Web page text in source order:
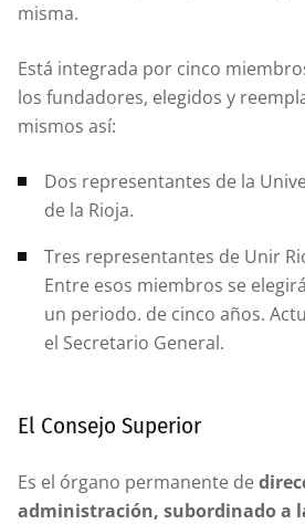
misma.
Está integrada por cinco
los fundadores, elegidos y
mismos así:
Dos representantes de la
de la Rioja.
Tres representantes de Unir
Entre esos miembros se
un periodo. de cinco años.
el Secretario General.
El Consejo Superior
Es el órgano permanente de
administración, subordinado a